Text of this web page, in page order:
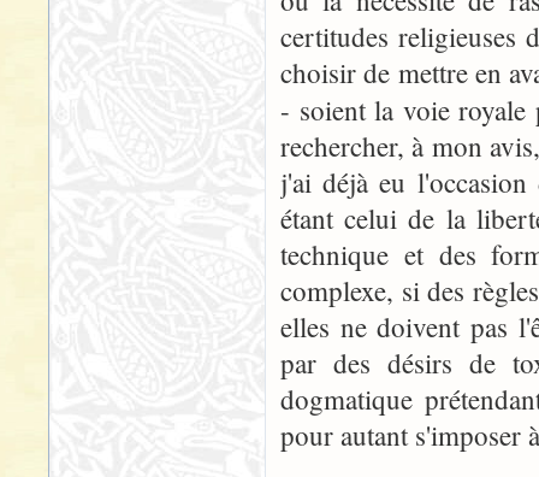
certitudes religieuses
choisir de mettre en
- soient la voie
rechercher, à mon
j'ai déjà eu
étant celui de la
technique et des
complexe, si des
elles ne doivent pas
par des désirs de
dogmatique
pour autant s'imposer